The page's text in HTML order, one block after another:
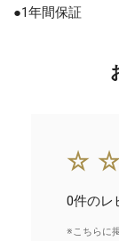
●1年間保証
0件のレ
※こちらに